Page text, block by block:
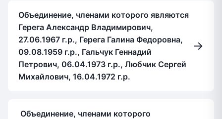
Объединение, членами которого являются
Герега Александр Владимирович,
27.06.1967 г.р., Герега Галина Федоровна,
09.08.1959 г.р., Гальчук Геннадий
Петрович, 06.04.1973 г.р., Любчик Сергей
Михайлович, 16.04.1972 г.р.
→
Объединение, членами которого